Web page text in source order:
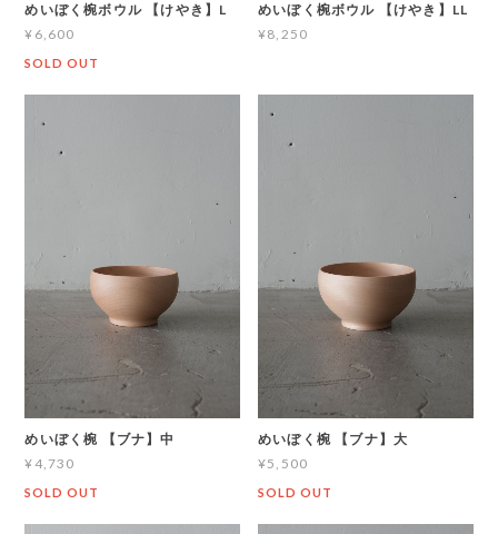
めいぼく椀ボウル 【けやき】L
¥6,600
SOLD OUT
めいぼく椀ボウル 【けやき】LL
¥8,250
めいぼく椀 【ブナ】中
¥4,730
SOLD OUT
めいぼく椀 【ブナ】大
¥5,500
SOLD OUT